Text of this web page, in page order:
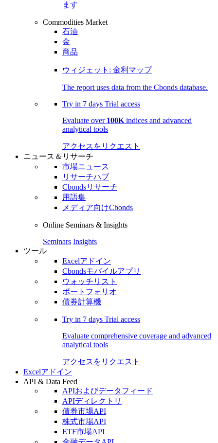
ます
Commodities Market
石油
金
商品
ウィジェット: 金利マップ
The report uses data from the Cbonds database.
Try in 7 days Trial access
Evaluate over 100K indices and advanced
analytical tools
アクセスをリクエスト
ニュース＆リサーチ
市場ニュース
リサーチハブ
Cbondsリサーチ
用語集
メディア向けCbonds
Online Seminars & Insights
Seminars Insights
ツール
Excelアドイン
Cbondsモバイルアプリ
ウォッチリスト
ポートフォリオ
債券計算機
Try in 7 days Trial access
Evaluate comprehensive coverage and advanced
analytical tools
アクセスをリクエスト
Excelアドイン
API & Data Feed
APIおよびデータフィード
APIディレクトリ
債券市場API
株式市場API
ETF市場API